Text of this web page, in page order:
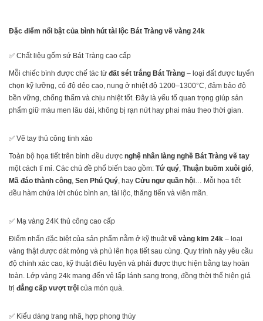
Đặc điểm nổi bật của bình hút tài lộc Bát Tràng vẽ vàng 24k
✅ Chất liệu gốm sứ Bát Tràng cao cấp
Mỗi chiếc bình được chế tác từ đất sét trắng Bát Tràng – loại đất được tuyển
chọn kỹ lưỡng, có độ dẻo cao, nung ở nhiệt độ 1200–1300°C, đảm bảo độ
bền vững, chống thấm và chịu nhiệt tốt. Đây là yếu tố quan trọng giúp sản
phẩm giữ màu men lâu dài, không bị rạn nứt hay phai màu theo thời gian.
✅ Vẽ tay thủ công tinh xảo
Toàn bộ họa tiết trên bình đều được nghệ nhân làng nghề Bát Tràng vẽ tay
một cách tỉ mỉ. Các chủ đề phổ biến bao gồm: Tứ quý Thuận buồm xuôi gió
Mã đáo thành công Sen Phú Quý , hay Cửu ngư quần hội … Mỗi họa tiết
đều hàm chứa lời chúc bình an, tài lộc, thăng tiến và viên mãn.
✅ Mạ vàng 24K thủ công cao cấp
Điểm nhấn đặc biệt của sản phẩm nằm ở kỹ thuật vẽ vàng kim 24k – loại
vàng thật được dát mỏng và phủ lên họa tiết sau cùng. Quy trình này yêu cầu
độ chính xác cao, kỹ thuật điêu luyện và phải được thực hiện bằng tay hoàn
toàn. Lớp vàng 24k mang đến vẻ lấp lánh sang trọng, đồng thời thể hiện giá
trị đẳng cấp vượt trội của món quà.
✅ Kiểu dáng trang nhã, hợp phong thủy